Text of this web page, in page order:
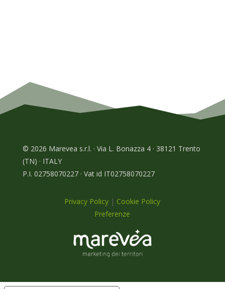
© 2026 Marevea s.r.l. · Via L. Bonazza 4 · 38121 Trento
(TN) · ITALY
P.I. 02758070227 · Vat id IT02758070227
Privacy Policy | Cookie Policy
Preferenze